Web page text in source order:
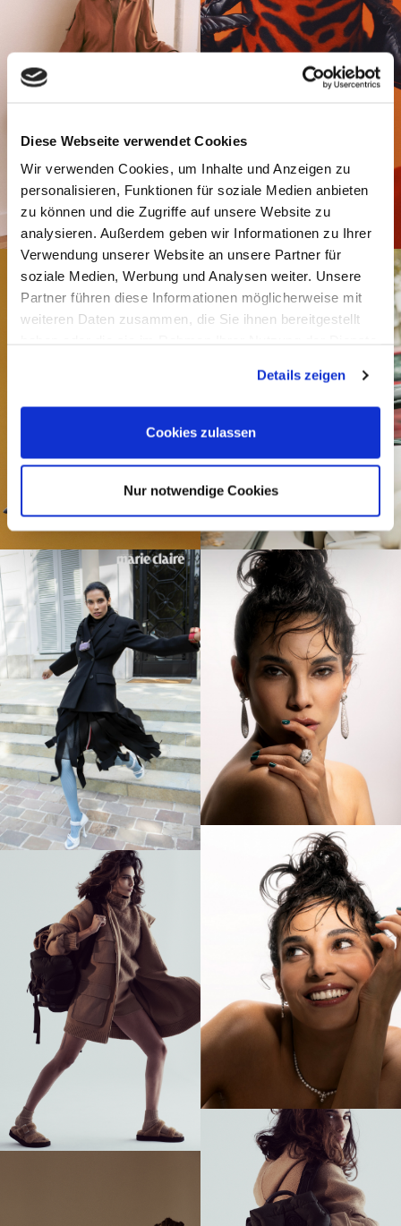
Diese Webseite verwendet Cookies
Wir verwenden Cookies, um Inhalte und Anzeigen zu
personalisieren, Funktionen für soziale Medien anbieten
zu können und die Zugriffe auf unsere Website zu
analysieren. Außerdem geben wir Informationen zu Ihrer
Verwendung unserer Website an unsere Partner für
soziale Medien, Werbung und Analysen weiter. Unsere
Partner führen diese Informationen möglicherweise mit
weiteren Daten zusammen, die Sie ihnen bereitgestellt
Details zeigen
Cookies zulassen
Nur notwendige Cookies